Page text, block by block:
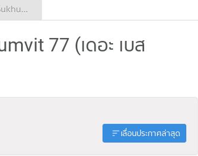
ประกาศขาย The Base Sukhumvit 77
77 (เดอะ เบส
เลื่อนประกาศล่าสุด